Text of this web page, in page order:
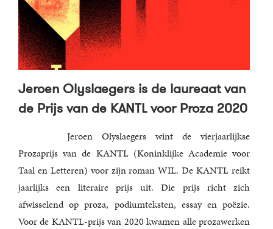
Jeroen Olyslaegers is de laureaat van
de Prijs van de KANTL voor Proza 2020
Jeroen Olyslaegers wint de vierjaarlijkse
Prozaprijs van de KANTL (Koninklijke Academie voor
Taal en Letteren) voor zijn roman WIL. De KANTL reikt
jaarlijks een literaire prijs uit. Die prijs richt zich
afwisselend op proza, podiumteksten, essay en poëzie.
Voor de KANTL-prijs van 2020 kwamen alle prozawerken